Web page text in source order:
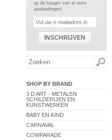
op de hoogte van al onze
aanbiedingen!
INSCHRIJVEN
SHOP BY BRAND
3 D ART - METALEN
SCHILDERIJEN EN
KUNSTWERKEN
BABY EN KIND
CARNAVAL
COWPARADE